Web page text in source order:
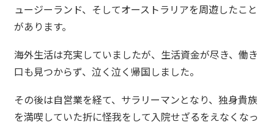
ュージーランド、そしてオーストラリアを周遊したこと
があります。
海外生活は充実していましたが、生活資金が尽き、働き
口も見つからず、泣く泣く帰国しました。
その後は自営業を経て、サラリーマンとなり、独身貴族
を満喫していた折に怪我をして入院せざるをえなくなっ